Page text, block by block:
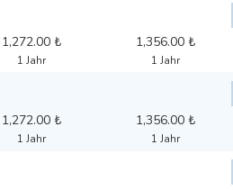
1,272.00 ₺
1 Jahr
1,356.00 ₺
1 Jahr
1,272.00 ₺
1 Jahr
1,356.00 ₺
1 Jahr